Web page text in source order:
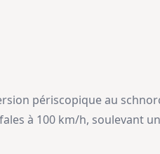
périscopique au
à 100 km/h, soulevant